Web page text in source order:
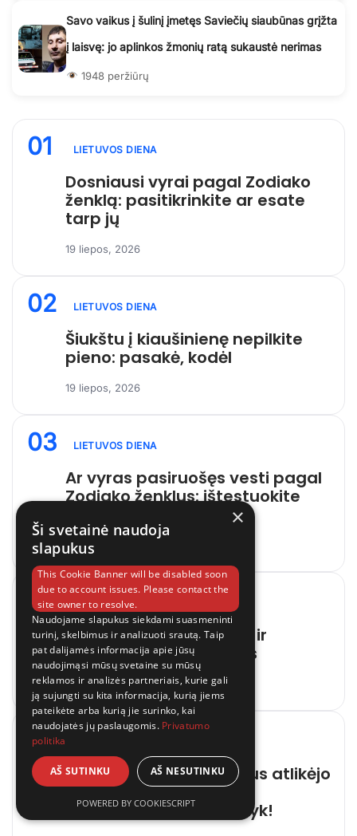
Savo vaikus į šulinį įmetęs Saviečių siaubūnas grįžta
į laisvę: jo aplinkos žmonių ratą sukaustė nerimas
1948 peržiūrų
01 LIETUVOS DIENA
Dosniausi vyrai pagal Zodiako
ženklą: pasitikrinkite ar esate
tarp jų
19 liepos, 2026
02 LIETUVOS DIENA
Šiukštu į kiaušinienę nepilkite
pieno: pasakė, kodėl
19 liepos, 2026
03 LIETUVOS DIENA
Ar vyras pasiruošęs vesti pagal
Zodiako ženklus: ištestuokite
19 liepos, 2026
04 LIETUVOS DIENA
Pagirias įveikite greitai ir
lengvai: štai, kas padės
19 liepos, 2026
05
Ar įžvelgsite populiaraus atlikėjo
veidą? Pavyksta tik
akyliausiems – išbandyk!
×
Ši svetainė naudoja
slapukus
This Cookie Banner will be disabled soon
due to account issues. Please contact the
site owner to resolve.
Naudojame slapukus siekdami suasmeninti
turinį, skelbimus ir analizuoti srautą. Taip
pat dalijamės informacija apie jūsų
naudojimąsi mūsų svetaine su mūsų
reklamos ir analizės partneriais, kurie gali
ją sujungti su kita informacija, kurią jiems
pateikėte arba kurią jie surinko, kai
naudojatės jų paslaugomis. Privatumo
politika
AŠ SUTINKU AŠ NESUTINKU
POWERED BY COOKIESCRIPT